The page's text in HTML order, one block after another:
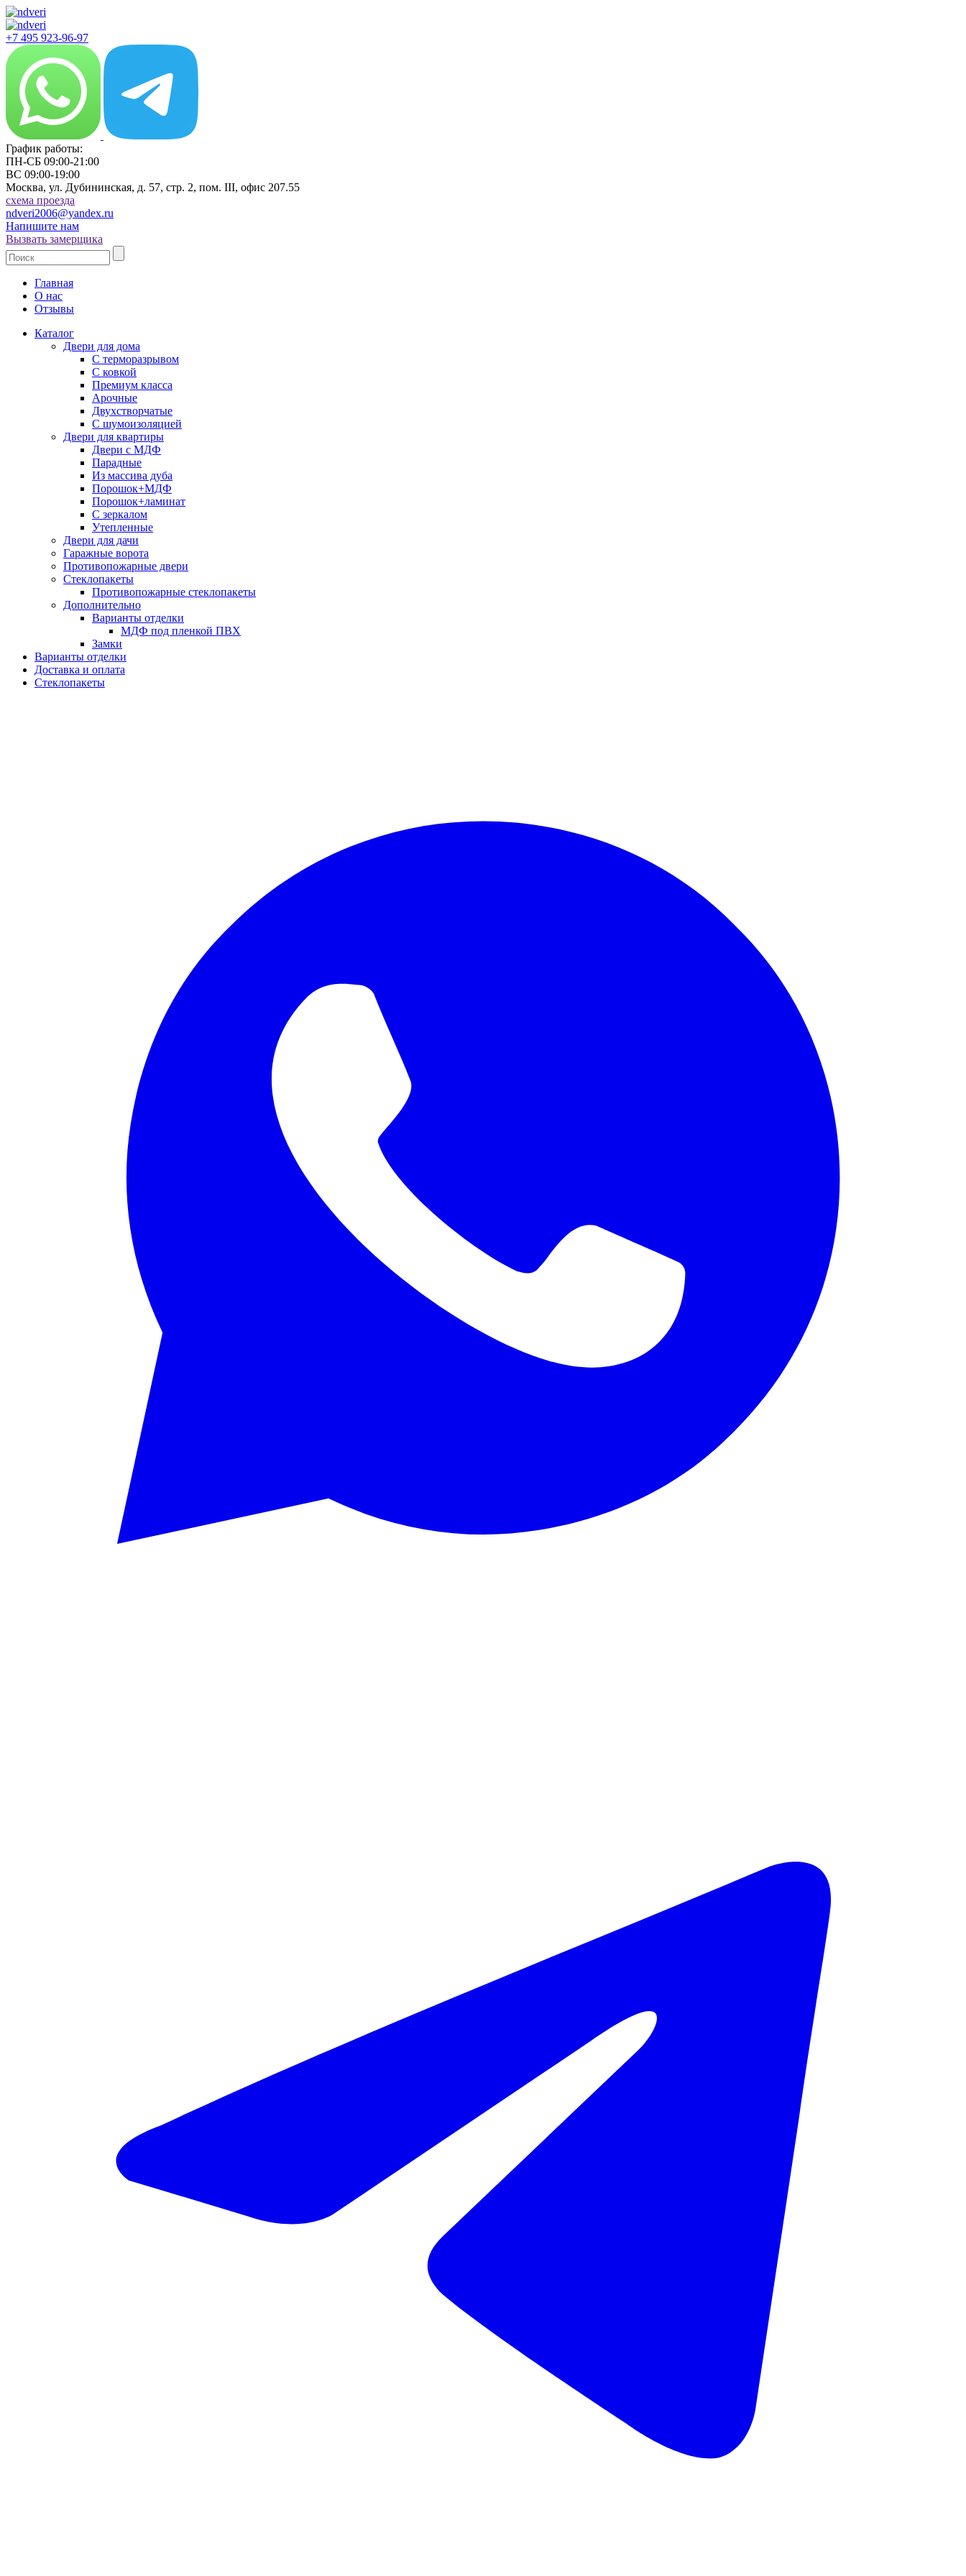
+7 495 923-96-97
График работы:
ПН-СБ 09:00-21:00
ВС 09:00-19:00
Москва, ул. Дубининская, д. 57, стр. 2, пом. III, офис 207.55
cхема проезда
ndveri2006@yandex.ru
Напишите нам
Вызвать замерщика
Главная
О нас
Отзывы
Каталог
Двери для дома
С терморазрывом
С ковкой
Премиум класса
Арочные
Двухстворчатые
С шумоизоляцией
Двери для квартиры
Двери с МДФ
Парадные
Из массива дуба
Порошок+МДФ
Порошок+ламинат
С зеркалом
Утепленные
Двери для дачи
Гаражные ворота
Противопожарные двери
Стеклопакеты
Противопожарные стеклопакеты
Дополнительно
Варианты отделки
МДФ под пленкой ПВХ
Замки
Варианты отделки
Доставка и оплата
Стеклопакеты